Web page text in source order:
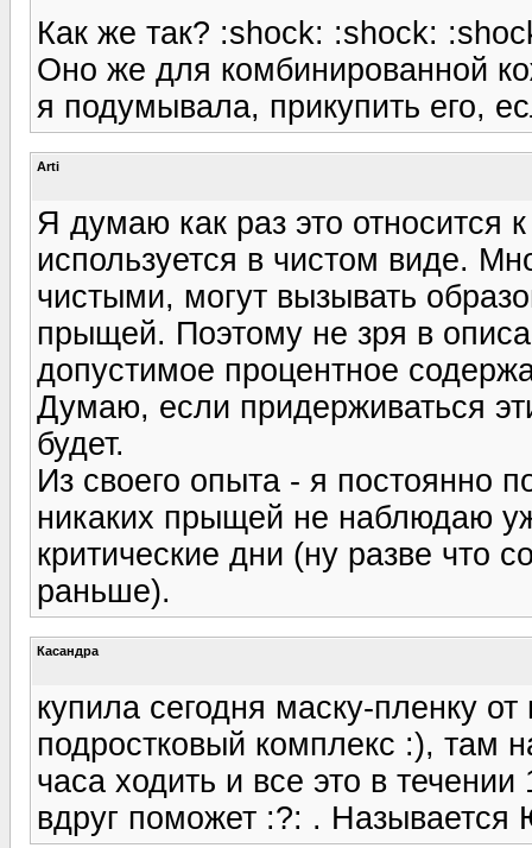
Как же так? :shock: :shock:
Оно же для комбинированной
я подумывала, прикупить его,
Arti
Я думаю как раз это относится
используется в чистом виде.
чистыми, могут вызывать
прыщей. Поэтому не зря в
допустимое процентное
Думаю, если придерживаться
будет.
Из своего опыта - я постоянно
никаких прыщей не наблюдаю
критические дни (ну разве что
раньше).
Касандра
купила сегодня маску-пленку
подростковый комплекс :), там
часа ходить и все это в
вдруг поможет :?: .